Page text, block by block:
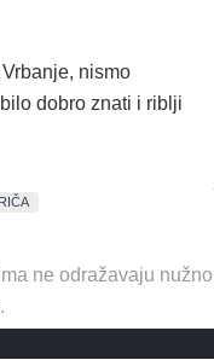
nismo
dobro znati i riblji
ne odražavaju nužno